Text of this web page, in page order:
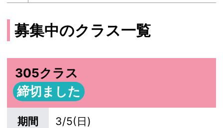
募集中のクラス一覧
305クラス
締切ました
期間 3/5(日)